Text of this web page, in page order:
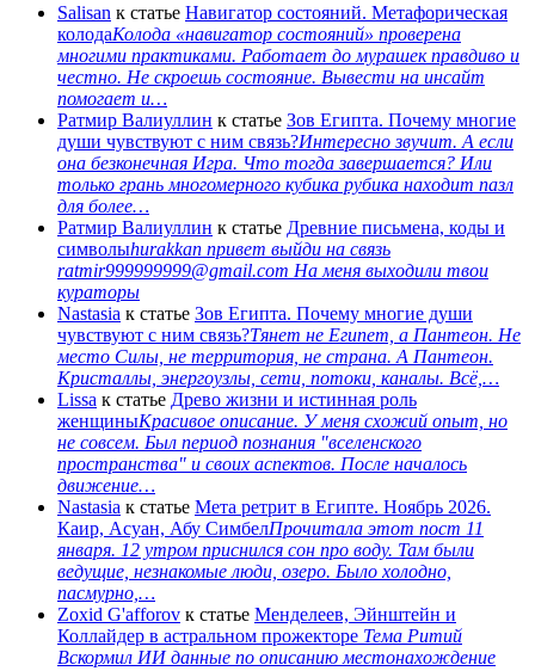
Salisan к статье Навигатор состояний. Метафорическая
колодаКолода «навигатор состояний» проверена
многими практиками. Работает до мурашек правдиво и
честно. Не скроешь состояние. Вывести на инсайт
помогает и…
Ратмир Валиуллин к статье Зов Египта. Почему многие
души чувствуют с ним связь?Интересно звучит. А если
она безконечная Игра. Что тогда завершается? Или
только грань многомерного кубика рубика находит пазл
для более…
Ратмир Валиуллин к статье Древние письмена, коды и
символыhurakkan привет выйди на связь
ratmir999999999@gmail.com На меня выходили твои
кураторы
Nastasia к статье Зов Египта. Почему многие души
чувствуют с ним связь?Тянет не Египет, а Пантеон. Не
место Силы, не территория, не страна. А Пантеон.
Кристаллы, энергоузлы, сети, потоки, каналы. Всё,…
Lissa к статье Древо жизни и истинная роль
женщиныКрасивое описание. У меня схожий опыт, но
не совсем. Был период познания "вселенского
пространства" и своих аспектов. После началось
движение…
Nastasia к статье Мета ретрит в Египте. Ноябрь 2026.
Каир, Асуан, Абу СимбелПрочитала этот пост 11
января. 12 утром приснился сон про воду. Там были
ведущие, незнакомые люди, озеро. Было холодно,
пасмурно,…
Zoxid G'afforov к статье Менделеев, Эйнштейн и
Коллайдер в астральном прожекторе Тема Ритий
Вскормил ИИ данные по описанию местонахождение